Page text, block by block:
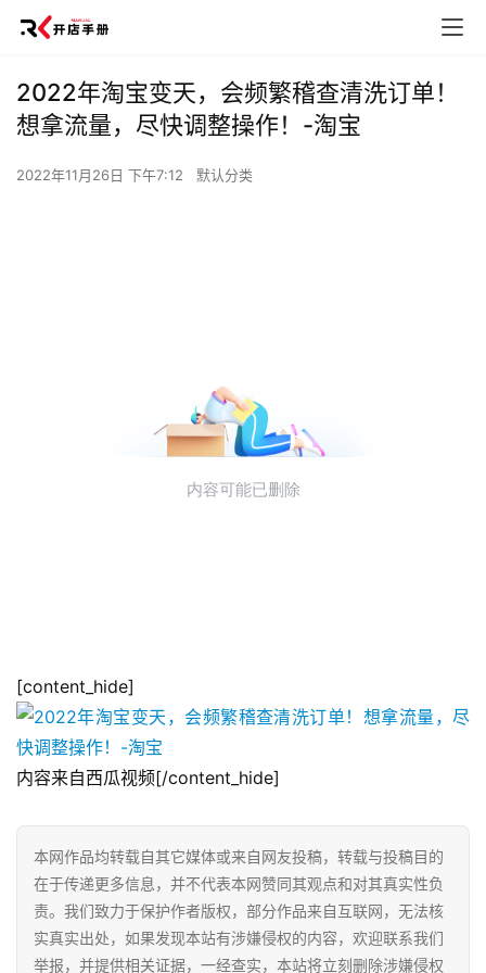
2022年淘宝变天，会频繁稽查清洗订单！
想拿流量，尽快调整操作！-淘宝
2022年11月26日 下午7:12 默认分类
[content_hide]
内容来自西瓜视频[/content_hide]
本网作品均转载自其它媒体或来自网友投稿，转载与投稿目的
在于传递更多信息，并不代表本网赞同其观点和对其真实性负
责。我们致力于保护作者版权，部分作品来自互联网，无法核
实真实出处，如果发现本站有涉嫌侵权的内容，欢迎联系我们
举报，并提供相关证据，一经查实，本站将立刻删除涉嫌侵权